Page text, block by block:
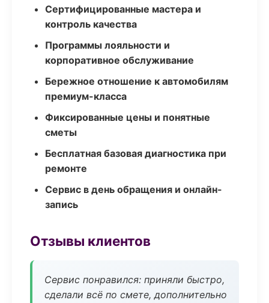
Сертифицированные мастера и
контроль качества
Программы лояльности и
корпоративное обслуживание
Бережное отношение к автомобилям
премиум-класса
Фиксированные цены и понятные
сметы
Бесплатная базовая диагностика при
ремонте
Сервис в день обращения и онлайн-
запись
Отзывы клиентов
Сервис понравился: приняли быстро,
сделали всё по смете, дополнительно